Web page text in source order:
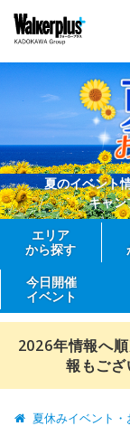
夏のイベント
キャン
エリア
から探す
今日開催
イベント
2026年情報へ
報もござ
夏休みイベント